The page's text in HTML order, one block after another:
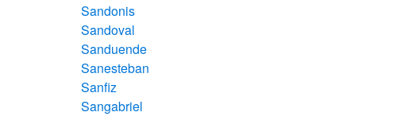
Sandonis
Sandoval
Sanduende
Sanesteban
Sanfiz
Sangabriel